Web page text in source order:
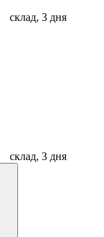
склад, 3 дня
склад, 3 дня